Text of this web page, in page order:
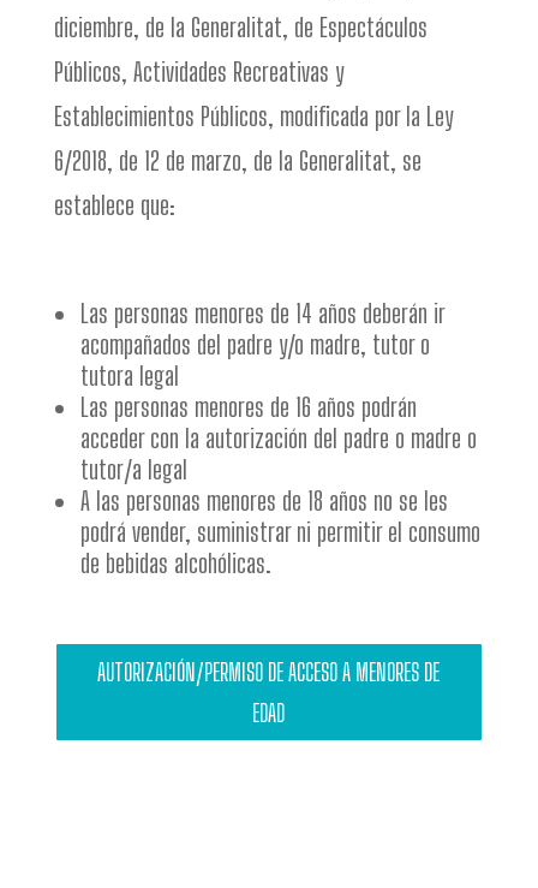
diciembre, de la Generalitat, de Espectáculos
Públicos, Actividades Recreativas y
Establecimientos Públicos, modificada por la Ley
6/2018, de 12 de marzo, de la Generalitat, se
establece que:
Las personas menores de 14 años deberán ir
acompañados del padre y/o madre, tutor o
tutora legal
Las personas menores de 16 años podrán
acceder con la autorización del padre o madre o
tutor/a legal
A las personas menores de 18 años no se les
podrá vender, suministrar ni permitir el consumo
de bebidas alcohólicas.
AUTORIZACIÓN/PERMISO DE ACCESO A MENORES DE
EDAD